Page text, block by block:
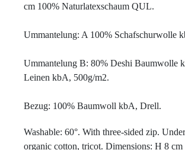
cm 100% Naturlatexschaum QUL.
Ummantelung: A 100% Schafschurwolle
Ummantelung B: 80% Deshi Baumwolle
Leinen kbA, 500g/m2.
Bezug: 100% Baumwoll kbA, Drell.
Washable: 60°. With three-sided zip.
organic cotton, tricot. Dimensions: H 8